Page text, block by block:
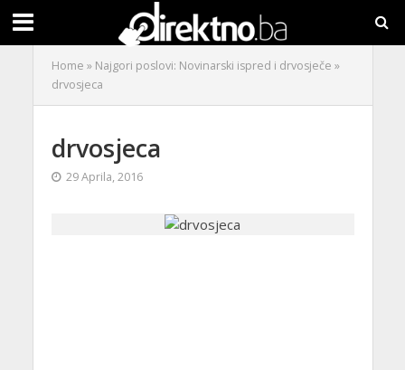
Home » Najgori poslovi: Novinarski ispred i drvosječe »
drvosjeca
drvosjeca
29 Aprila, 2016